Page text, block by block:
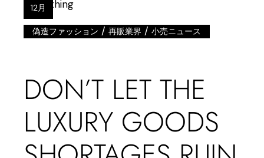
12月
偽造ファッション /再販業界 /小売ニュース
DON’T LET THE
LUXURY GOODS